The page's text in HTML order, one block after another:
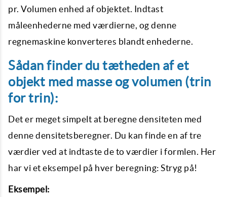
pr. Volumen enhed af objektet. Indtast
måleenhederne med værdierne, og denne
regnemaskine konverteres blandt enhederne.
Sådan finder du tætheden af ​​et
objekt med masse og volumen (trin
for trin):
Det er meget simpelt at beregne densiteten med
denne densitetsberegner. Du kan finde en af ​​tre
værdier ved at indtaste de to værdier i formlen. Her
har vi et eksempel på hver beregning: Stryg på!
Eksempel: